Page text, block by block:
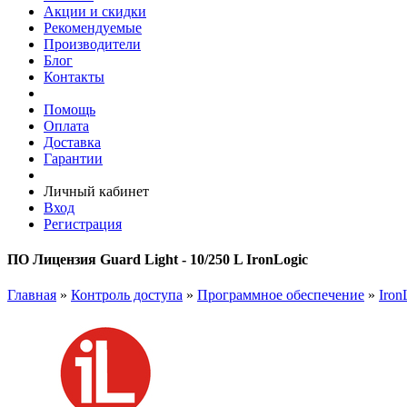
Акции и скидки
Рекомендуемые
Производители
Блог
Контакты
Помощь
Оплата
Доставка
Гарантии
Личный кабинет
Вход
Регистрация
ПО Лицензия Guard Light - 10/250 L IronLogic
Главная » Контроль доступа » Программное обеспечение »